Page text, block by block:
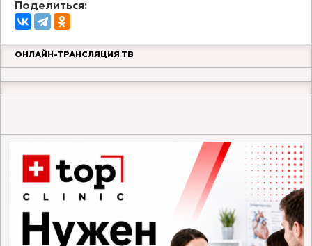
Поделиться:
ОНЛАЙН-ТРАНСЛЯЦИЯ ТВ